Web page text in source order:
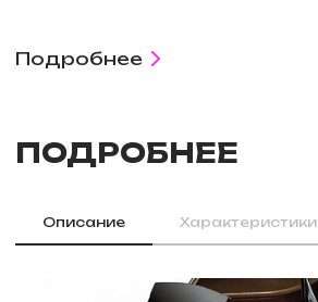
Подробнее
ПОДРОБНЕЕ
Описание Характеристики